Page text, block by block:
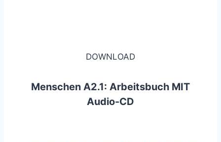
DOWNLOAD
Menschen A2.1: Arbeitsbuch MIT
Audio-CD